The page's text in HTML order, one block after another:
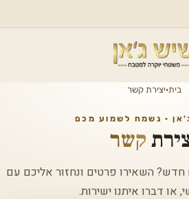
בית·יצירת קשר
· נשמח לשמוע מכם
קשר
השאירו פרטים ונחזור אליכם עם
או דברו איתנו ישירות.